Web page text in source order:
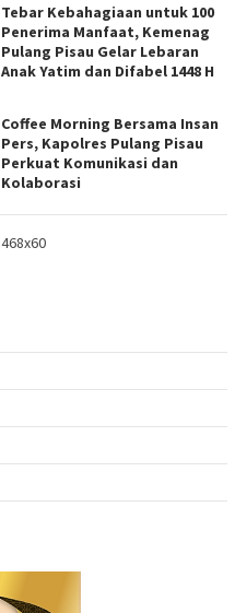
Tebar Kebahagiaan untuk 100
Penerima Manfaat, Kemenag
Pulang Pisau Gelar Lebaran
Anak Yatim dan Difabel 1448 H
Coffee Morning Bersama Insan
Pers, Kapolres Pulang Pisau
Perkuat Komunikasi dan
Kolaborasi